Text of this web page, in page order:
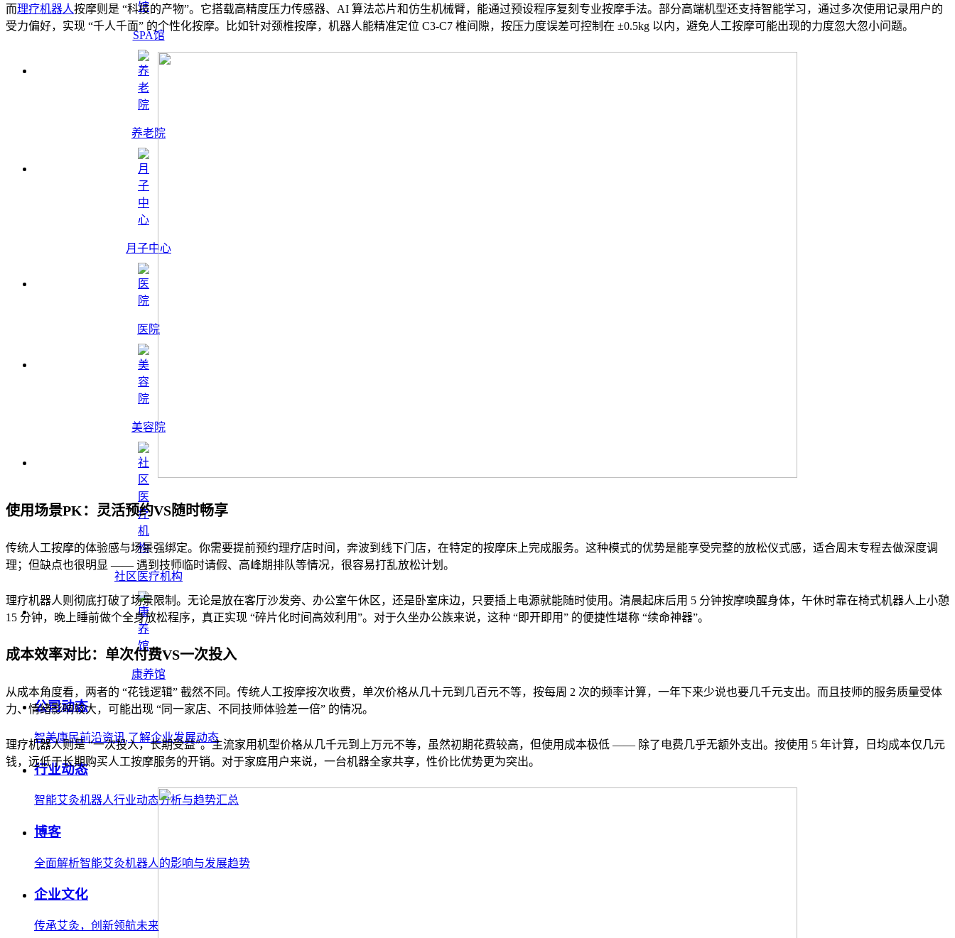
SPA馆
养老院
月子中心
医院
美容院
社区医疗机构
康养馆
公司动态
智美康民前沿资讯,了解企业发展动态
行业动态
智能艾灸机器人行业动态分析与趋势汇总
博客
全面解析智能艾灸机器人的影响与发展趋势
企业文化
传承艾灸，创新领航未来
而理疗机器人按摩则是 “科技的产物”。它搭载高精度压力传感器、AI 算法芯片和仿生机械臂，能通过预设程序复刻专业按摩手法。部分高端机型还支持智能学习，通过多次使用记录用户的
受力偏好，实现 “千人千面” 的个性化按摩。比如针对颈椎按摩，机器人能精准定位 C3-C7 椎间隙，按压力度误差可控制在 ±0.5kg 以内，避免人工按摩可能出现的力度忽大忽小问题。
使用场景PK：灵活预约VS随时畅享
传统人工按摩的体验感与场景强绑定。你需要提前预约理疗店时间，奔波到线下门店，在特定的按摩床上完成服务。这种模式的优势是能享受完整的放松仪式感，适合周末专程去做深度调
理；但缺点也很明显 —— 遇到技师临时请假、高峰期排队等情况，很容易打乱放松计划。
理疗机器人则彻底打破了场景限制。无论是放在客厅沙发旁、办公室午休区，还是卧室床边，只要插上电源就能随时使用。清晨起床后用 5 分钟按摩唤醒身体，午休时靠在椅式机器人上小憩
15 分钟，晚上睡前做个全身放松程序，真正实现 “碎片化时间高效利用”。对于久坐办公族来说，这种 “即开即用” 的便捷性堪称 “续命神器”。
成本效率对比：单次付费VS一次投入
从成本角度看，两者的 “花钱逻辑” 截然不同。传统人工按摩按次收费，单次价格从几十元到几百元不等，按每周 2 次的频率计算，一年下来少说也要几千元支出。而且技师的服务质量受体
力、情绪影响较大，可能出现 “同一家店、不同技师体验差一倍” 的情况。
理疗机器人则是 “一次投入，长期受益”。主流家用机型价格从几千元到上万元不等，虽然初期花费较高，但使用成本极低 —— 除了电费几乎无额外支出。按使用 5 年计算，日均成本仅几元
钱，远低于长期购买人工按摩服务的开销。对于家庭用户来说，一台机器全家共享，性价比优势更为突出。